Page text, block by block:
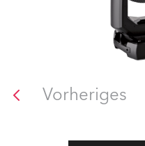
Vorheriges